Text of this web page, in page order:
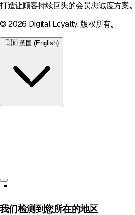
打造让顾客持续回头的会员忠诚度方案。
© 2026 Digital Loyalty. 版权所有。
🇬🇧 英国 (English)
📍
我们检测到您所在的地区